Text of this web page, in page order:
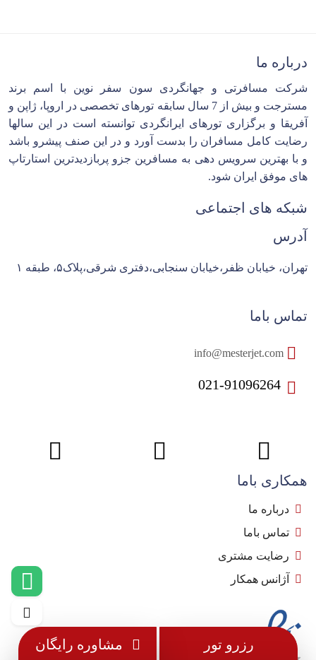
رزرو تور مشاوره رایگان
درباره ما
شرکت مسافرتی و جهانگردی سون سفر نوین با اسم برند
مسترجت و بیش از 7 سال سابقه تورهای تخصصی در اروپا، ژاپن و
آفریقا و برگزاری تورهای ایرانگردی توانسته است در این سالها
رضایت کامل مسافران را بدست آورد و در این صنف پیشرو باشد
و با بهترین سرویس دهی به مسافرین جزو پربازدیدترین استارتاپ
های موفق ایران شود.
شبکه های اجتماعی
آدرس
تهران، خیابان ظفر،خیابان سنجابی،دفتری شرقی،پلاک۵، طبقه ۱
تماس باما
021-91096264
همکاری باما
درباره ما
تماس باما
رضایت مشتری
آژانس همکار